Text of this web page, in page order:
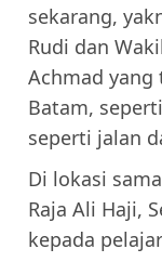
sekarang,
Rudi dan
Achmad yang
Batam,
seperti jalan
Di lokasi
Raja Ali Haji,
kepada